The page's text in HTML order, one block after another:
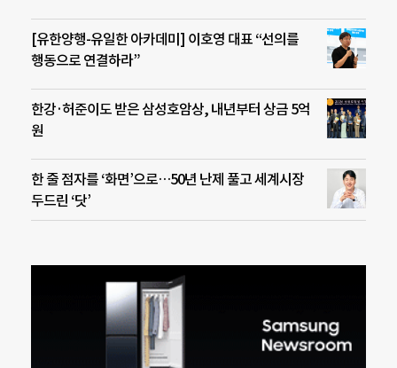
[유한양행-유일한 아카데미] 이호영 대표 “선의를
행동으로 연결하라”
한강·허준이도 받은 삼성호암상, 내년부터 상금 5억
원
한 줄 점자를 ‘화면’으로…50년 난제 풀고 세계시장
두드린 ‘닷’